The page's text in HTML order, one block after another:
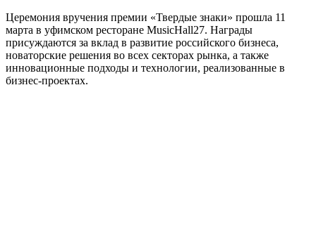
Церемония вручения премии «Твердые знаки» прошла 11
марта в уфимском ресторане MusicHall27. Награды
присуждаются за вклад в развитие российского бизнеса,
новаторские решения во всех секторах рынка, а также
инновационные подходы и технологии, реализованные в
бизнес-проектах.